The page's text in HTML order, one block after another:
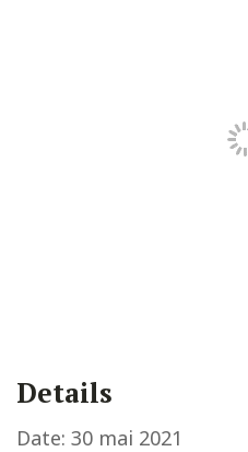
Details
Date: 30 mai 2021